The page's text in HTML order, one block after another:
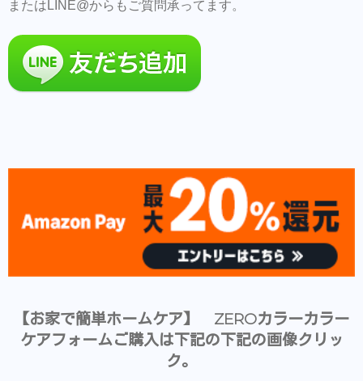
またはLINE@からもご質問承ってます。
【お家で簡単ホームケア】 ZEROカラーカラー
ケアフォームご購入は下記の下記の画像クリッ
ク。